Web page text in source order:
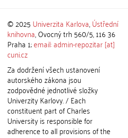
© 2025 Univerzita Karlova,Ústřední
knihovna, Ovocný trh 560/5, 116 36
Praha 1;email: admin-repozitar [at]
cuni.cz
Za dodržení všech ustanovení
autorského zákona jsou
zodpovědné jednotlivé složky
Univerzity Karlovy. / Each
constituent part of Charles
University is responsible for
adherence to all provisions of the